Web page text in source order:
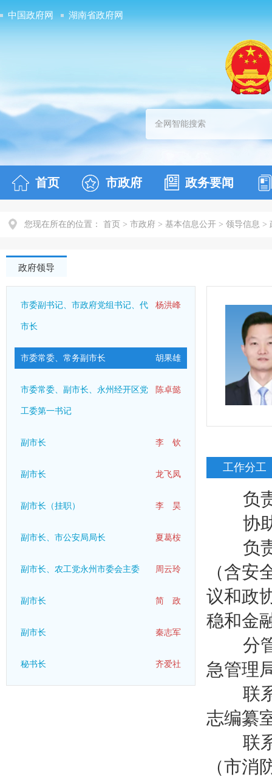
中国政府网 湖南省政府网
首页 市政府 政务要闻
您现在所在的位置： 首页 > 市政府 > 基本信息公开 > 领导信息 >
政府领导
杨洪峰
市委副书记、市政府党组书记、代
市长
胡果雄
市委常委、常务副市长
陈卓懿
市委常委、副市长、永州经开区党
工委第一书记
李 钦
副市长
龙飞凤
副市长
李 昊
副市长（挂职）
夏葛桉
副市长、市公安局局长
周云玲
副市长、农工党永州市委会主委
简 政
副市长
秦志军
副市长
齐爱社
秘书长
工作分工
负责
协助
负责
（含
议和政
稳和金
分管
急管理
联系
志编纂
联系
（市